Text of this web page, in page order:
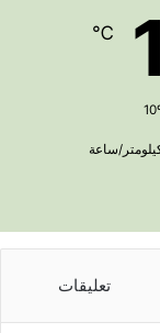
℃
تعليقات